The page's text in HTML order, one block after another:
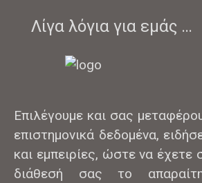
Λίγα λόγια για εμάς …
Επιλέγουμε και σας
επιστημονικά δεδομένα,
και εμπειρίες, ώστε να έχετε
διάθεσή σας το